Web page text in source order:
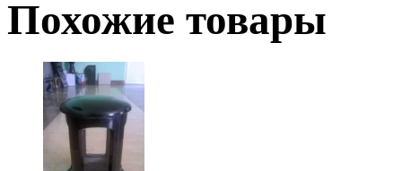
Похожие товары